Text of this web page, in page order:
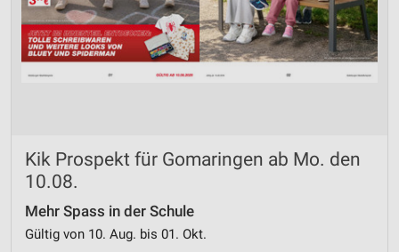
Kik Prospekt für Gomaringen ab Mo. den
10.08.
Mehr Spass in der Schule
Gültig von 10. Aug. bis 01. Okt.